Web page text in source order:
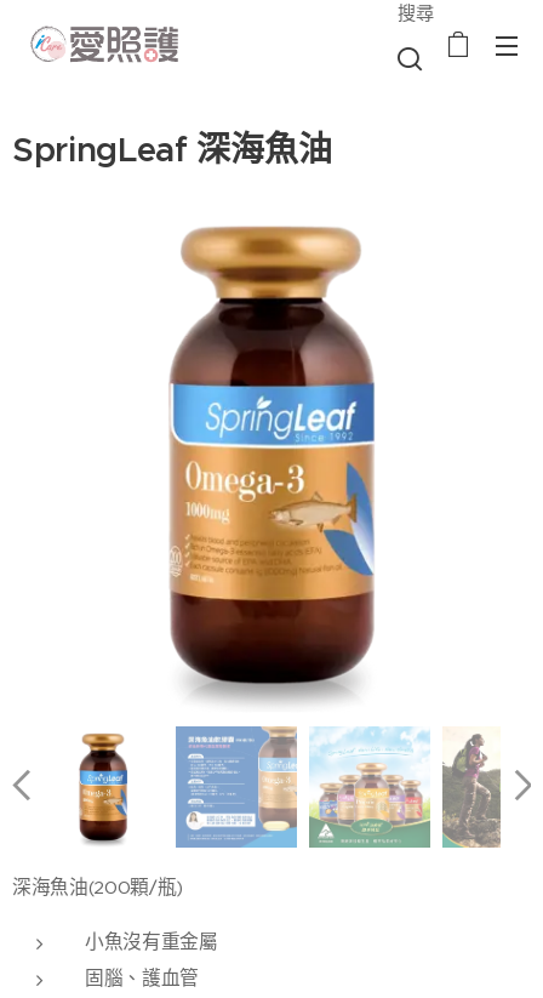
搜尋
SpringLeaf 深海魚油
深海魚油(200顆/瓶)
小魚沒有重金屬
固腦、護血管